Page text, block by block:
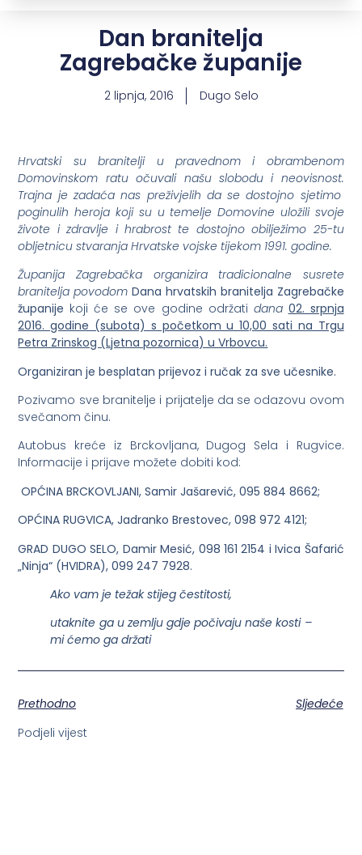
Dan branitelja
Zagrebačke županije
2 lipnja, 2016 Dugo Selo
Hrvatski su branitelji u pravednom i obrambenom
Domovinskom ratu očuvali našu slobodu i neovisnost.
Trajna je zadaća nas preživjelih da se dostojno sjetimo
poginulih heroja koji su u temelje Domovine uložili svoje
živote i zdravlje i hrabrost te dostojno obilježimo 25-tu
obljetnicu stvaranja Hrvatske vojske tijekom 1991. godine.
Županija Zagrebačka organizira tradicionalne susrete
branitelja povodom Dana hrvatskih branitelja Zagrebačke
županije koji će se ove godine održati dana 02. srpnja
2016. godine (subota) s početkom u 10,00 sati na Trgu
Petra Zrinskog (Ljetna pozornica) u Vrbovcu.
Organiziran je besplatan prijevoz i ručak za sve učesnike.
Pozivamo sve branitelje i prijatelje da se odazovu ovom
svečanom činu.
Autobus kreće iz Brckovljana, Dugog Sela i Rugvice.
Informacije i prijave možete dobiti kod:
OPĆINA BRCKOVLJANI, Samir Jašarević, 095 884 8662;
OPĆINA RUGVICA, Jadranko Brestovec, 098 972 4121;
GRAD DUGO SELO, Damir Mesić, 098 161 2154 i Ivica Šafarić
„Ninja“ (HVIDRA), 099 247 7928.
Ako vam je težak stijeg čestitosti,
utaknite ga u zemlju gdje počivaju naše kosti –
mi ćemo ga držati
Prethodno
Sljedeće
Podjeli vijest